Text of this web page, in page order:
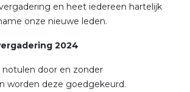
en heet iedereen hartelijk
onze nieuwe leden.
2024
door en zonder
worden deze goedgekeurd.